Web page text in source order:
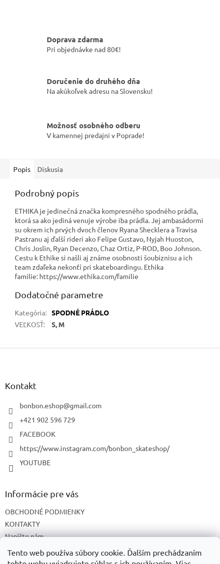
Tento web používa súbory cookie. Ďalším prechádzaním
Doprava zdarma
Pri objednávke nad 80€!
Doručenie do druhého dňa
Na akúkoľvek adresu na Slovensku!
Možnosť osobného odberu
V kamennej predajni v Poprade!
Popis Diskusia
Podrobný popis
ETHIKA je jedinečná značka kompresného spodného prádla,
ktorá sa ako jediná venuje výrobe iba prádla. Jej ambasádormi
su okrem ich prvých dvoch členov Ryana Shecklera a Travisa
Pastranu aj ďalší rideri ako Felipe Gustavo, Nyjah Huoston,
Chris Joslin, Ryan Decenzo, Chaz Ortiz, P-ROD, Boo Johnson.
Cestu k Ethike si našli aj známe osobnosti šoubiznisu a ich
team zdaľeka nekonťí pri skateboardingu. Ethika
familie: https://www.ethika.com/familie
Dodatočné parametre
Kategória: SPODNÉ PRÁDLO
VEĽKOSŤ: S, M
Z
Kontakt
bonbon.eshop@gmail.com
+421 902 596 729
FACEBOOK
https://www.instagram.com/bonbon_skateshop/
YOUTUBE
Informácie pre vás
OBCHODNÉ PODMIENKY
KONTAKTY
Napíšte nám